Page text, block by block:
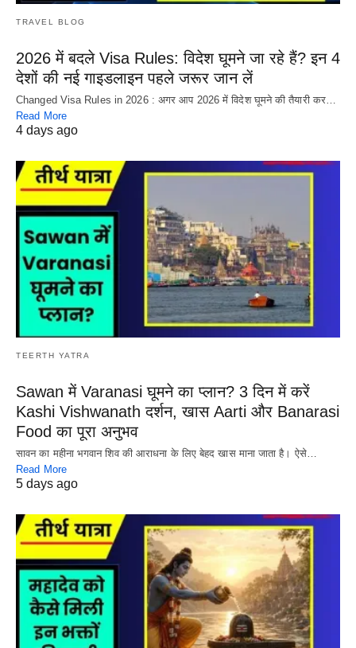
TRAVEL BLOG
2026 में बदले Visa Rules: विदेश घूमने जा रहे हैं? इन 4
देशों की नई गाइडलाइन पहले जरूर जान लें
Changed Visa Rules in 2026 : अगर आप 2026 में विदेश घूमने की तैयारी कर…
Read More
4 days ago
TEERTH YATRA
Sawan में Varanasi घूमने का प्लान? 3 दिन में करें
Kashi Vishwanath दर्शन, खास Aarti और Banarasi
Food का पूरा अनुभव
सावन का महीना भगवान शिव की आराधना के लिए बेहद खास माना जाता है। ऐसे…
Read More
5 days ago